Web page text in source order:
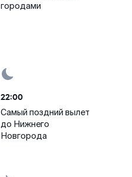
городами
22:00
Самый поздний вылет
до Нижнего
Новгорода